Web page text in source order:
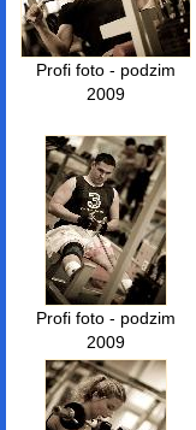
Profi foto - podzim
2009
Profi foto - podzim
2009